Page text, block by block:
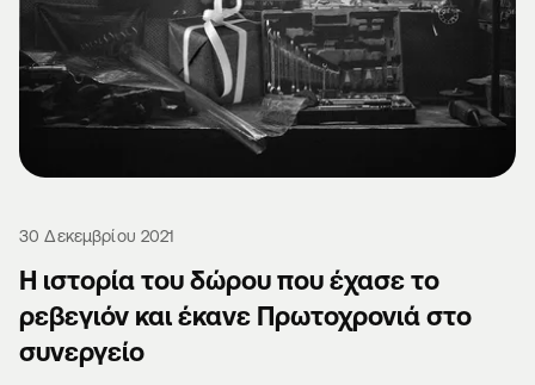
30 Δεκεμβρίου 2021
Η ιστορία του δώρου που έχασε το
ρεβεγιόν και έκανε Πρωτοχρονιά στο
συνεργείο